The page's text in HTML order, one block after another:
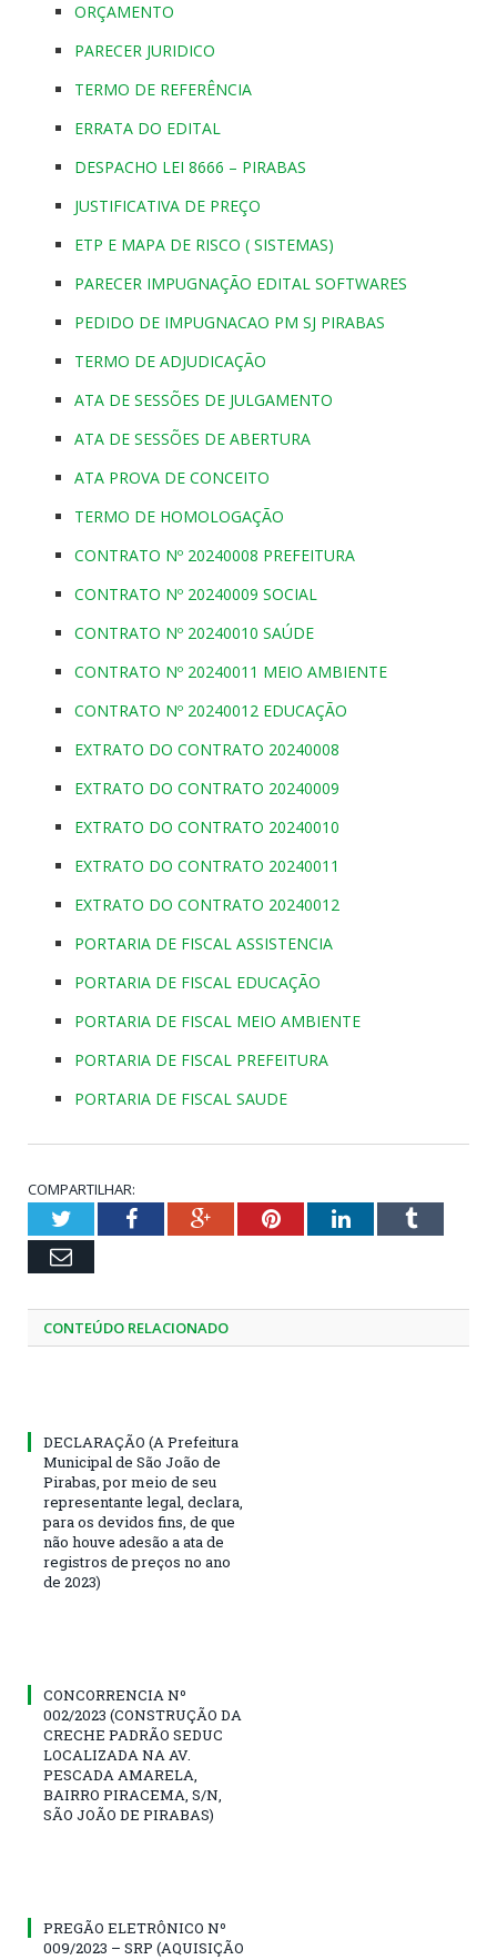
ORÇAMENTO
PARECER JURIDICO
TERMO DE REFERÊNCIA
ERRATA DO EDITAL
DESPACHO LEI 8666 – PIRABAS
JUSTIFICATIVA DE PREÇO
ETP E MAPA DE RISCO ( SISTEMAS)
PARECER IMPUGNAÇÃO EDITAL SOFTWARES
PEDIDO DE IMPUGNACAO PM SJ PIRABAS
TERMO DE ADJUDICAÇÃO
ATA DE SESSÕES DE JULGAMENTO
ATA DE SESSÕES DE ABERTURA
ATA PROVA DE CONCEITO
TERMO DE HOMOLOGAÇÃO
CONTRATO Nº 20240008 PREFEITURA
CONTRATO Nº 20240009 SOCIAL
CONTRATO Nº 20240010 SAÚDE
CONTRATO Nº 20240011 MEIO AMBIENTE
CONTRATO Nº 20240012 EDUCAÇÃO
EXTRATO DO CONTRATO 20240008
EXTRATO DO CONTRATO 20240009
EXTRATO DO CONTRATO 20240010
EXTRATO DO CONTRATO 20240011
EXTRATO DO CONTRATO 20240012
PORTARIA DE FISCAL ASSISTENCIA
PORTARIA DE FISCAL EDUCAÇÃO
PORTARIA DE FISCAL MEIO AMBIENTE
PORTARIA DE FISCAL PREFEITURA
PORTARIA DE FISCAL SAUDE
COMPARTILHAR:
TwitterFacebookGoogle+PinterestLinkedInTumblr
Email
CONTEÚDO RELACIONADO
DECLARAÇÃO (A Prefeitura
Municipal de São João de
Pirabas, por meio de seu
representante legal, declara,
para os devidos fins, de que
não houve adesão a ata de
registros de preços no ano
de 2023)
CONCORRENCIA Nº
002/2023 (CONSTRUÇÃO DA
CRECHE PADRÃO SEDUC
LOCALIZADA NA AV.
PESCADA AMARELA,
BAIRRO PIRACEMA, S/N,
SÃO JOÃO DE PIRABAS)
PREGÃO ELETRÔNICO Nº
009/2023 – SRP (AQUISIÇÃO